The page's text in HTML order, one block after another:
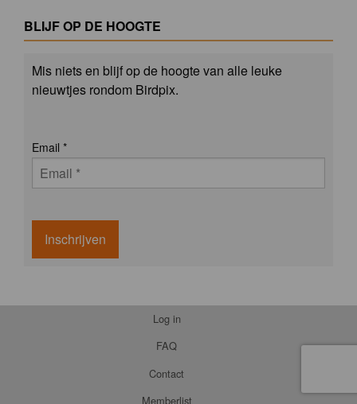
BLIJF OP DE HOOGTE
Mis niets en blijf op de hoogte van alle leuke
nieuwtjes rondom Birdpix.
Email *
Inschrijven
Log in
FAQ
Contact
Memberlist